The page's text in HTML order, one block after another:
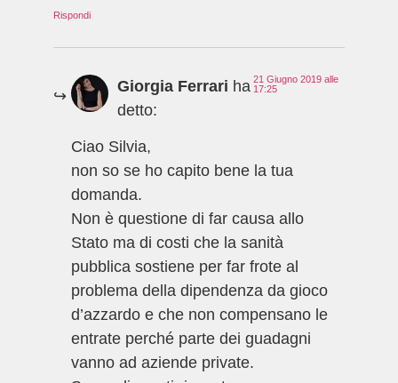
Rispondi
Giorgia Ferrari ha
detto:
21 Giugno 2019 alle
17:25
Ciao Silvia,
non so se ho capito bene la tua
domanda.
Non è questione di far causa allo
Stato ma di costi che la sanità
pubblica sostiene per far frote al
problema della dipendenza da gioco
d’azzardo e che non compensano le
entrate perché parte dei guadagni
vanno ad aziende private.